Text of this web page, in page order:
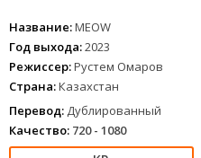
Название:MEOW
Год выхода:2023
Режиссер:Рустем Омаров
Страна:Казахстан
Перевод: Дублированный
Качество: 720 - 1080